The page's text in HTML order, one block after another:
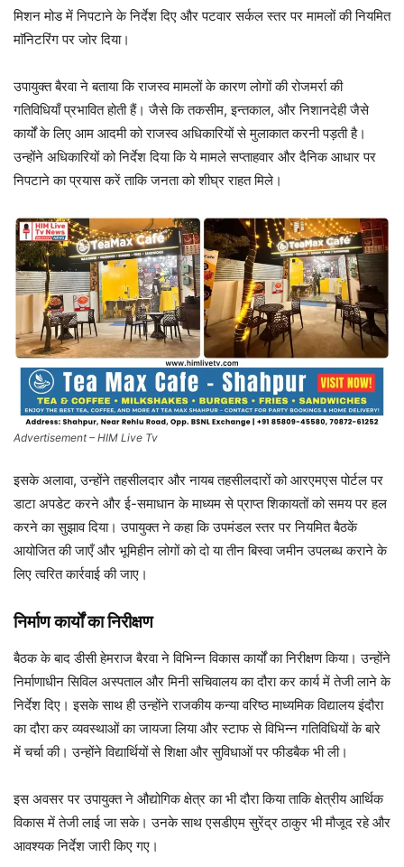
मिशन मोड में निपटाने के निर्देश दिए और पटवार सर्कल स्तर पर मामलों की नियमित
माॅनिटरिंग पर जोर दिया।
उपायुक्त बैरवा ने बताया कि राजस्व मामलों के कारण लोगों की रोजमर्रा की
गतिविधियाँ प्रभावित होती हैं। जैसे कि तकसीम, इन्तकाल, और निशानदेही जैसे
कार्यों के लिए आम आदमी को राजस्व अधिकारियों से मुलाकात करनी पड़ती है।
उन्होंने अधिकारियों को निर्देश दिया कि ये मामले सप्ताहवार और दैनिक आधार पर
निपटाने का प्रयास करें ताकि जनता को शीघ्र राहत मिले।
Advertisement – HIM Live Tv
इसके अलावा, उन्होंने तहसीलदार और नायब तहसीलदारों को आरएमएस पोर्टल पर
डाटा अपडेट करने और ई-समाधान के माध्यम से प्राप्त शिकायतों को समय पर हल
करने का सुझाव दिया। उपायुक्त ने कहा कि उपमंडल स्तर पर नियमित बैठकें
आयोजित की जाएँ और भूमिहीन लोगों को दो या तीन बिस्वा जमीन उपलब्ध कराने के
लिए त्वरित कार्रवाई की जाए।
निर्माण कार्यों का निरीक्षण
बैठक के बाद डीसी हेमराज बैरवा ने विभिन्न विकास कार्यों का निरीक्षण किया। उन्होंने
निर्माणाधीन सिविल अस्पताल और मिनी सचिवालय का दौरा कर कार्य में तेजी लाने के
निर्देश दिए। इसके साथ ही उन्होंने राजकीय कन्या वरिष्ठ माध्यमिक विद्यालय इंदौरा
का दौरा कर व्यवस्थाओं का जायजा लिया और स्टाफ से विभिन्न गतिविधियों के बारे
में चर्चा की। उन्होंने विद्यार्थियों से शिक्षा और सुविधाओं पर फीडबैक भी ली।
इस अवसर पर उपायुक्त ने औद्योगिक क्षेत्र का भी दौरा किया ताकि क्षेत्रीय आर्थिक
विकास में तेजी लाई जा सके। उनके साथ एसडीएम सुरेंद्र ठाकुर भी मौजूद रहे और
आवश्यक निर्देश जारी किए गए।